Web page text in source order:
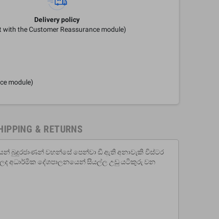
Delivery policy
with the Customer Reassurance module)
module)
& RETURNS
බුදුරජාණන් වහන්සේ පෙන්වා ඩී ඇති අනාවැකි විස්ටර
අධාර්මික දේශපාලනයෙන් සියල්ල උඩු යටිකුරු වන